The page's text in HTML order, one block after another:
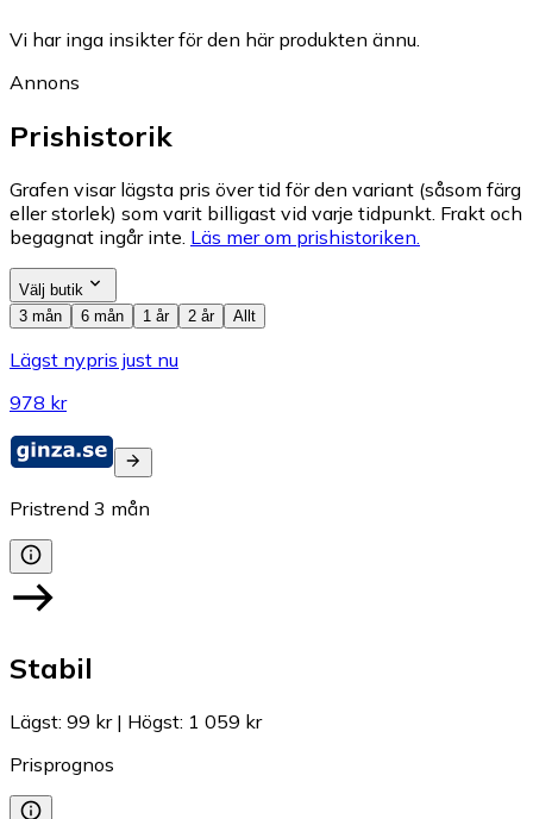
Vi har inga insikter för den här produkten ännu.
Annons
Prishistorik
Grafen visar lägsta pris över tid för den variant (såsom färg
eller storlek) som varit billigast vid varje tidpunkt. Frakt och
begagnat ingår inte. Läs mer om prishistoriken.
Välj butik
3 mån
6 mån 1 år 2 år Allt
Lägst nypris just nu
978 kr
Pristrend 3 mån
Stabil
Lägst: 99 kr| Högst: 1 059 kr
Prisprognos